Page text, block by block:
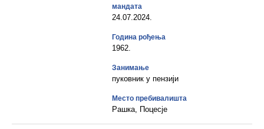
мандата
24.07.2024.
Година рођења
1962.
Занимање
пуковник у пензији
Место пребивалишта
Рашка, Поцесје